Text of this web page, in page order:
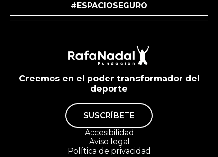
#ESPACIOSEGURO
Creemos en el poder transformador del
deporte
SUSCRÍBETE
Accesibilidad
Aviso legal
Política de privacidad